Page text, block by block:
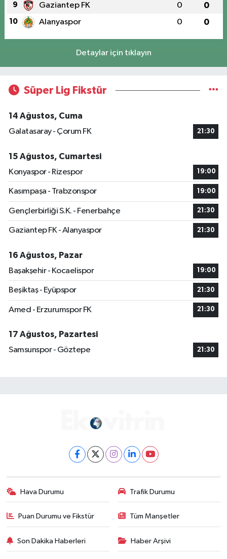
9 Gaziantep FK 0 0
10 Alanyaspor 0 0
Detaylar için tıklayın
Süper Lig Fikstür
14 Ağustos, Cuma
Galatasaray - Çorum FK
21:30
15 Ağustos, Cumartesi
Konyaspor - Rizespor
19:00
Kasımpaşa - Trabzonspor 19:00
Gençlerbirliği S.K. - Fenerbahçe 21:30
Gaziantep FK - Alanyaspor 21:30
16 Ağustos, Pazar
Başakşehir - Kocaelispor
19:00
Beşiktaş - Eyüpspor 21:30
Amed - Erzurumspor FK 21:30
17 Ağustos, Pazartesi
Samsunspor - Göztepe
21:30
Hava Durumu Trafik Durumu
Puan Durumu ve Fikstür Tüm Manşetler
Son Dakika Haberleri Haber Arşivi